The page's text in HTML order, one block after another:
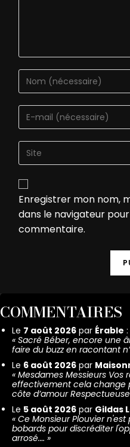
Enregistrer mon nom,
dans le navigateur
commentaire.
COMMENTAIRES
Le 7 août 2026 par Érable :
« Sacré Béber, encore une
faire du buzz en racontant
Le 6 août 2026 par
« Mesdames Messieurs
effectivement cela change
côte d’amour
Le 5 août 2026 par Gildas
« Ce Monsieur Plouvier
bobards pour discréditer
arrosé.… »